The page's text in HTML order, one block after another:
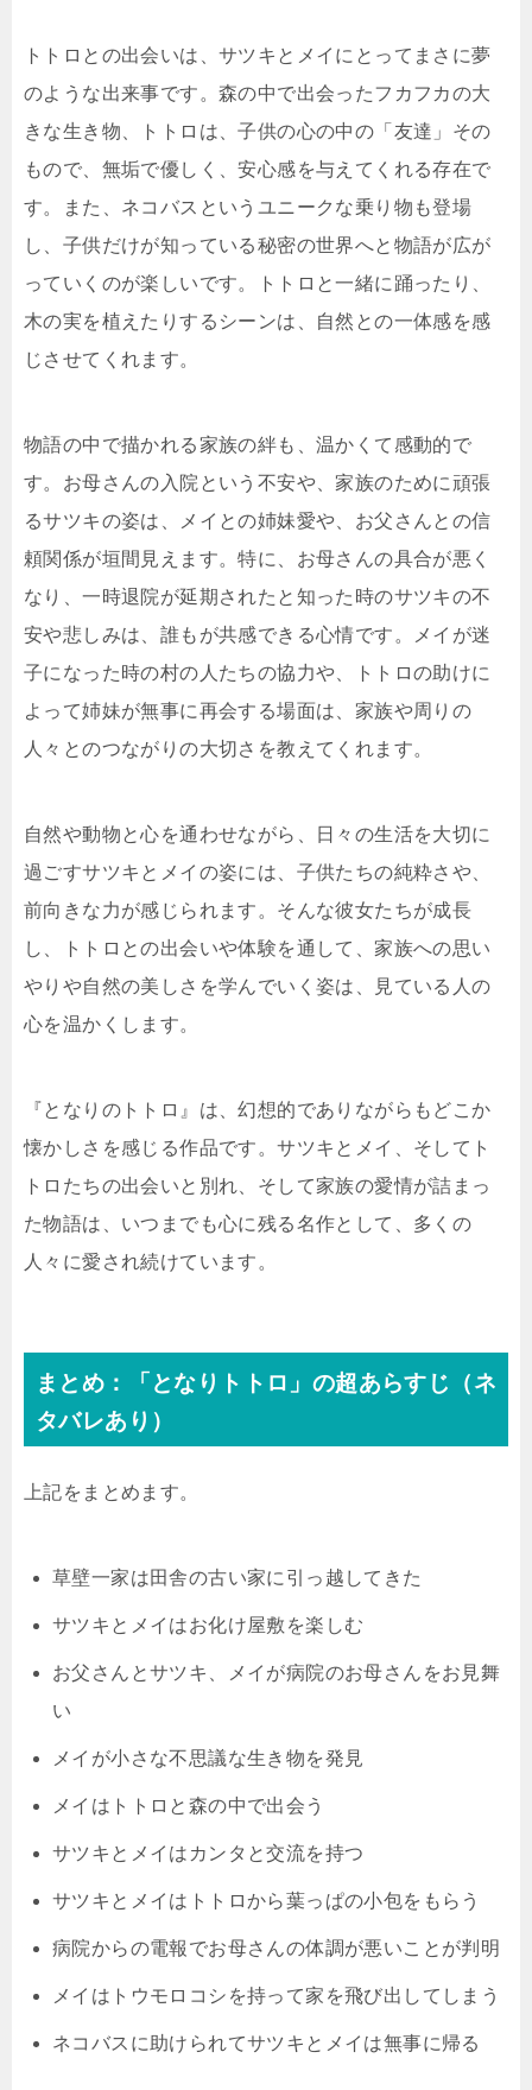
トトロとの出会いは、サツキとメイにとってまさに夢
のような出来事です。森の中で出会ったフカフカの大
きな生き物、トトロは、子供の心の中の「友達」その
もので、無垢で優しく、安心感を与えてくれる存在で
す。また、ネコバスというユニークな乗り物も登場
し、子供だけが知っている秘密の世界へと物語が広が
っていくのが楽しいです。トトロと一緒に踊ったり、
木の実を植えたりするシーンは、自然との一体感を感
じさせてくれます。
物語の中で描かれる家族の絆も、温かくて感動的で
す。お母さんの入院という不安や、家族のために頑張
るサツキの姿は、メイとの姉妹愛や、お父さんとの信
頼関係が垣間見えます。特に、お母さんの具合が悪く
なり、一時退院が延期されたと知った時のサツキの不
安や悲しみは、誰もが共感できる心情です。メイが迷
子になった時の村の人たちの協力や、トトロの助けに
よって姉妹が無事に再会する場面は、家族や周りの
人々とのつながりの大切さを教えてくれます。
自然や動物と心を通わせながら、日々の生活を大切に
過ごすサツキとメイの姿には、子供たちの純粋さや、
前向きな力が感じられます。そんな彼女たちが成長
し、トトロとの出会いや体験を通して、家族への思い
やりや自然の美しさを学んでいく姿は、見ている人の
心を温かくします。
『となりのトトロ』は、幻想的でありながらもどこか
懐かしさを感じる作品です。サツキとメイ、そしてト
トロたちの出会いと別れ、そして家族の愛情が詰まっ
た物語は、いつまでも心に残る名作として、多くの
人々に愛され続けています。
まとめ：「となりトトロ」の超あらすじ（ネ
タバレあり）
上記をまとめます。
草壁一家は田舎の古い家に引っ越してきた
サツキとメイはお化け屋敷を楽しむ
お父さんとサツキ、メイが病院のお母さんをお見舞
い
メイが小さな不思議な生き物を発見
メイはトトロと森の中で出会う
サツキとメイはカンタと交流を持つ
サツキとメイはトトロから葉っぱの小包をもらう
病院からの電報でお母さんの体調が悪いことが判明
メイはトウモロコシを持って家を飛び出してしまう
ネコバスに助けられてサツキとメイは無事に帰る